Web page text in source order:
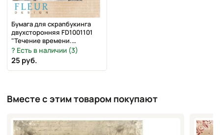
Бумага для скрапбукинга
двухсторонняя FD1001101
"Течение времени.
Философия", 30х30 см, Fleur
design
Есть в наличии (3)
25 руб.
Вместе с этим товаром покупают